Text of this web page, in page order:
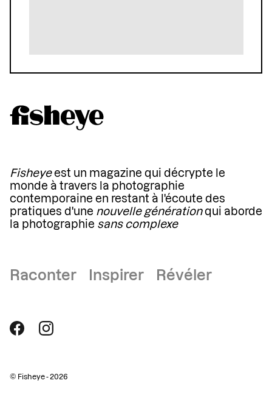
Fisheyeest un magazine qui décrypte le
monde à travers la photographie
contemporaine en restant à l'écoute des
pratiques d'une nouvelle générationqui aborde
la photographie sans complexe
Raconter Inspirer Révéler
© Fisheye - 2026